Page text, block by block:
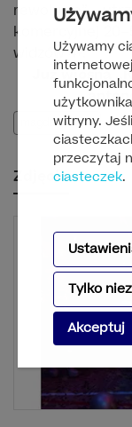
Używamy
witryny.
przeczytaj
ciasteczek.
Tylko
Akceptuj
rewolucje”
komercyjnej
widzów 4+.
Już wiosną
magda gessler
Zdjęcia